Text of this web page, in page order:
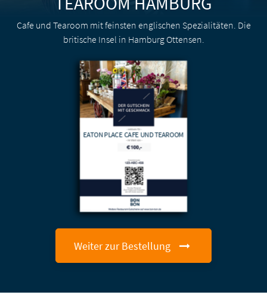
Cafe und Tearoom mit feinsten englischen Spezialitäten. Die
britische Insel in Hamburg Ottensen.
EATON PLACE CAFE UND TEAROOM
Weiter zur Bestellung